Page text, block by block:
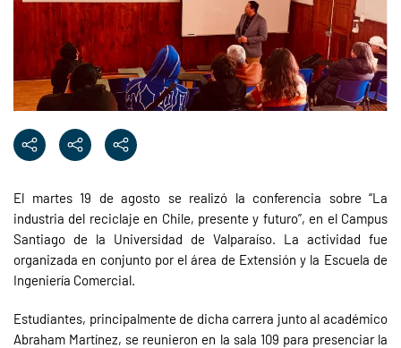
El martes 19 de agosto se realizó la conferencia sobre “La
industria del reciclaje en Chile, presente y futuro”, en el Campus
Santiago de la Universidad de Valparaíso. La actividad fue
organizada en conjunto por el área de Extensión y la Escuela de
Ingeniería Comercial.
Estudiantes, principalmente de dicha carrera junto al académico
Abraham Martínez, se reunieron en la sala 109 para presenciar la